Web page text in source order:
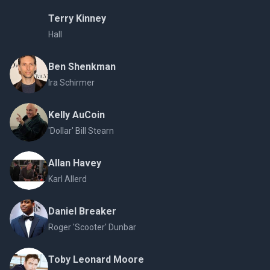
Terry Kinney
Hall
Ben Shenkman
Ira Schirmer
Kelly AuCoin
'Dollar' Bill Stearn
Allan Havey
Karl Allerd
Daniel Breaker
Roger 'Scooter' Dunbar
Toby Leonard Moore